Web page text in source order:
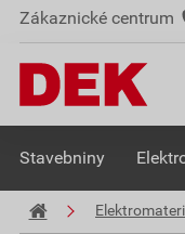
Zákaznické centrum
Stavebniny